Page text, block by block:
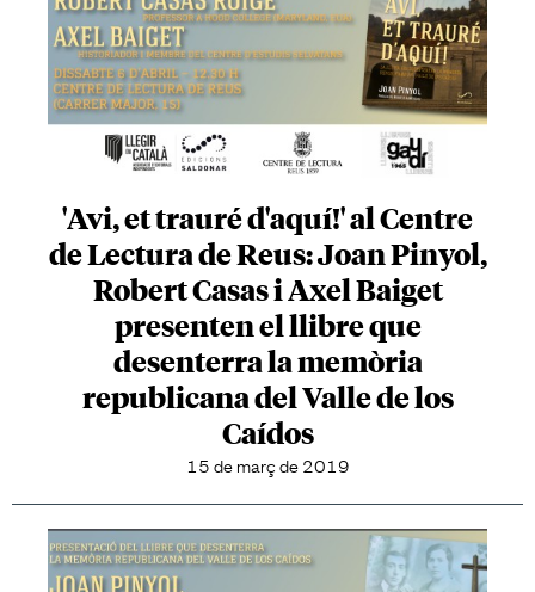
'Avi, et trauré d'aquí!' al Centre
de Lectura de Reus: Joan Pinyol,
Robert Casas i Axel Baiget
presenten el llibre que
desenterra la memòria
republicana del Valle de los
Caídos
15 de març de 2019